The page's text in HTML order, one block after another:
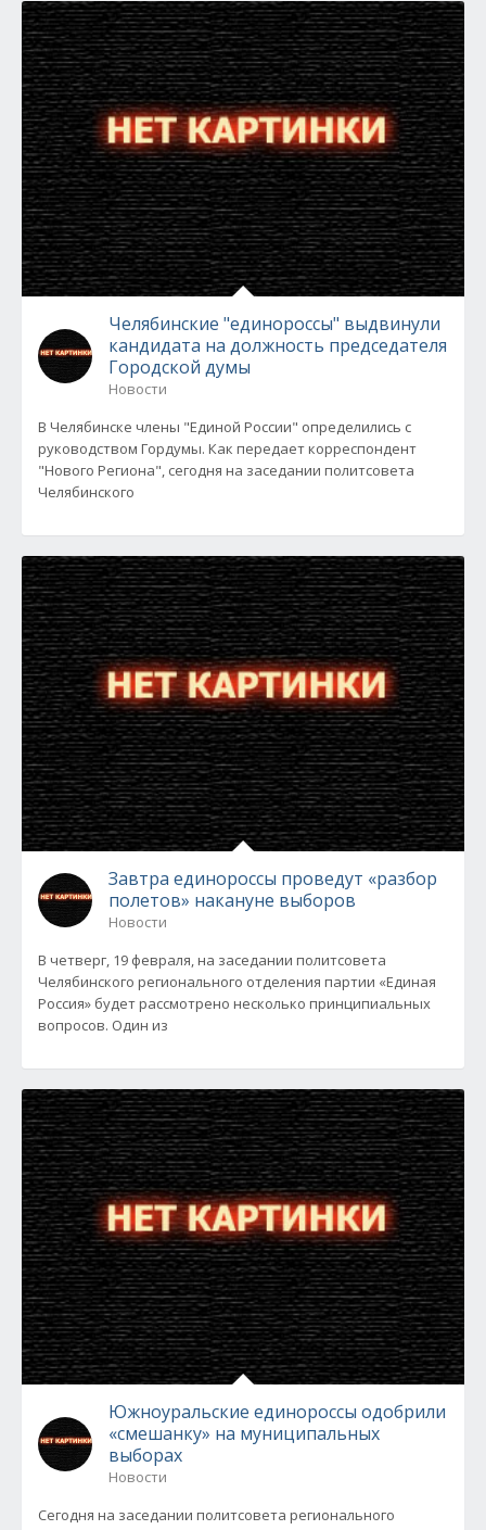
Челябинские "единороссы" выдвинули
кандидата на должность председателя
Городской думы
Новости
В Челябинске члены "Единой России" определились с
руководством Гордумы. Как передает корреспондент
"Нового Региона", сегодня на заседании политсовета
Челябинского
Завтра единороссы проведут «разбор
полетов» накануне выборов
Новости
В четверг, 19 февраля, на заседании политсовета
Челябинского регионального отделения партии «Единая
Россия» будет рассмотрено несколько принципиальных
вопросов. Один из
Южноуральские единороссы одобрили
«смешанку» на муниципальных
выборах
Новости
Сегодня на заседании политсовета регионального